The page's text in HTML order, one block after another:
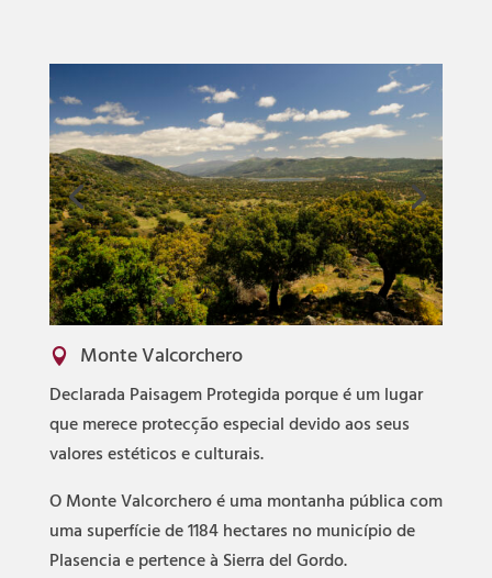
 Monte Valcorchero
Declarada Paisagem Protegida porque é um lugar
que merece protecção especial devido aos seus
valores estéticos e culturais.
O Monte Valcorchero é uma montanha pública com
uma superfície de 1184 hectares no município de
Plasencia e pertence à Sierra del Gordo.